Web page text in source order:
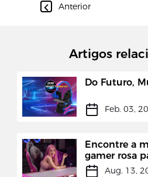
Anterior
Artigos
Do Futuro,
Feb. 03,
Encontre a
gamer rosa
sua Aug. 13,